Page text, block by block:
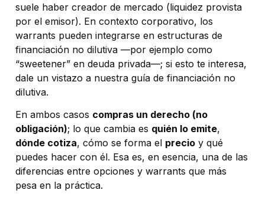
suele haber creador de mercado (liquidez provista
por el emisor). En contexto corporativo, los
warrants pueden integrarse en estructuras de
financiación no dilutiva —por ejemplo como
“sweetener” en deuda privada—; si esto te interesa,
dale un vistazo a nuestra guía de financiación no
dilutiva.
En ambos casos compras un derecho (no
obligación); lo que cambia es quién lo emite,
dónde cotiza, cómo se forma el precio y qué
puedes hacer con él. Esa es, en esencia, una de las
diferencias entre opciones y warrants que más
pesa en la práctica.